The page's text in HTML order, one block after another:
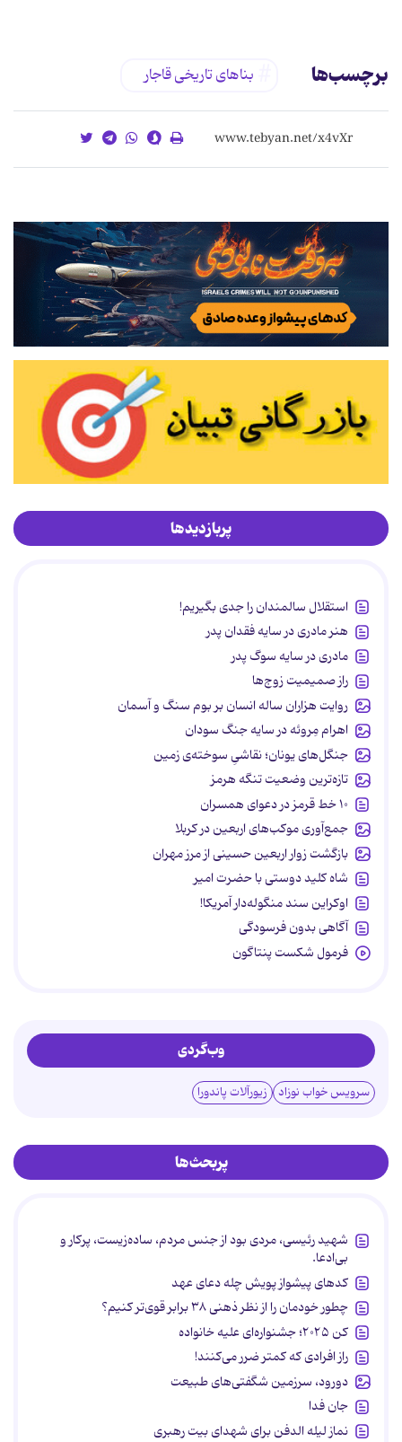
برچسب‌ها بناهای تاریخی قاجار
پربازدیدها
استقلال سالمندان را جدی بگیریم!
هنر مادری در سایه‌ فقدان پدر
مادری در سایه سوگ پدر
راز صمیمیت زوج‌ها
روایت هزاران ساله انسان بر بوم سنگ و آسمان
اهرام مِروئه در سایه جنگ سودان
جنگل‌های یونان؛ نقاشیِ سوخته‌ی زمین
تازه‌ترین وضعیت تنگه هرمز
۱۰ خط قرمز در دعوای همسران
جمع‌آوری موکب‌های اربعین در کربلا
بازگشت زوار اربعین حسینی از مرز مهران
شاه کلید دوستی با حضرت امیر
اوکراین سند منگوله‌دار آمریکا!
آگاهی بدون فرسودگی
فرمول شکست پنتاگون
وب‌گردی
سرویس خواب نوزاد زیورآلات پاندورا
پربحث‌ها
شهید رئیسی، مردی بود از جنس مردم، ساده‌زیست، پرکار و
بی‌ادعا.
کدهای پیشواز پویش چله دعای عهد
چطور خودمان را از نظر ذهنی ۳۸ برابر قوی‌تر کنیم؟
کن ۲۰۲۵؛ جشنواره‌ای علیه خانواده
راز افرادی که کمتر ضرر می‌کنند!
دورود، سرزمین شگفتی‌های طبیعت
جان فدا
نماز لیله الدفن برای شهدای بیت رهبری